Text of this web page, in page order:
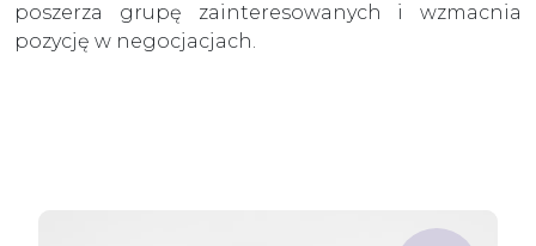
poszerza grupę zainteresowanych i wzmacnia
pozycję w negocjacjach.